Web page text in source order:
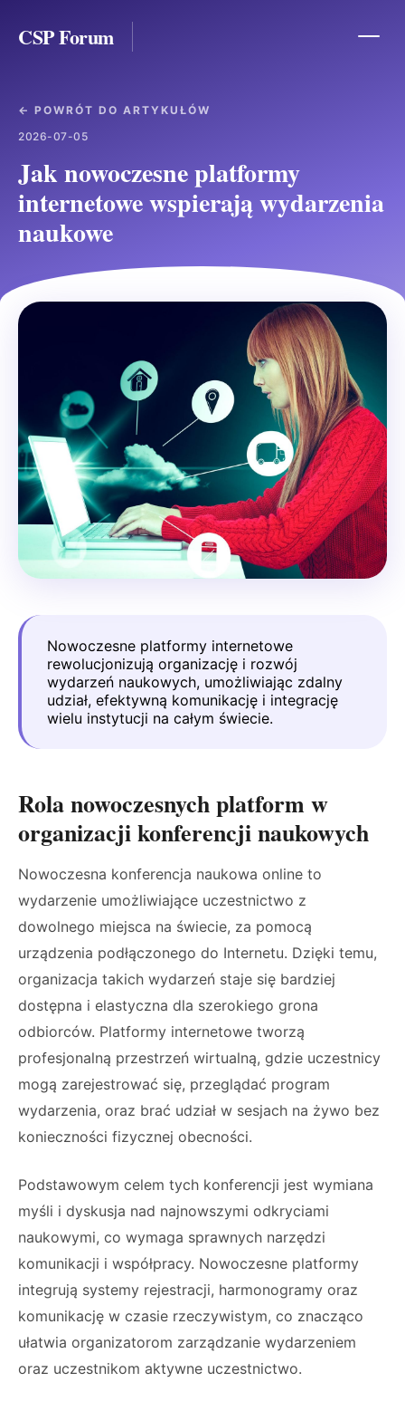
CSP Forum
← POWRÓT DO ARTYKUŁÓW
2026-07-05
Jak nowoczesne platformy
internetowe wspierają wydarzenia
naukowe
Nowoczesne platformy internetowe
rewolucjonizują organizację i rozwój
wydarzeń naukowych, umożliwiając zdalny
udział, efektywną komunikację i integrację
wielu instytucji na całym świecie.
Rola nowoczesnych platform w
organizacji konferencji naukowych
Nowoczesna konferencja naukowa online to
wydarzenie umożliwiające uczestnictwo z
dowolnego miejsca na świecie, za pomocą
urządzenia podłączonego do Internetu. Dzięki temu,
organizacja takich wydarzeń staje się bardziej
dostępna i elastyczna dla szerokiego grona
odbiorców. Platformy internetowe tworzą
profesjonalną przestrzeń wirtualną, gdzie uczestnicy
mogą zarejestrować się, przeglądać program
wydarzenia, oraz brać udział w sesjach na żywo bez
konieczności fizycznej obecności.
Podstawowym celem tych konferencji jest wymiana
myśli i dyskusja nad najnowszymi odkryciami
naukowymi, co wymaga sprawnych narzędzi
komunikacji i współpracy. Nowoczesne platformy
integrują systemy rejestracji, harmonogramy oraz
komunikację w czasie rzeczywistym, co znacząco
ułatwia organizatorom zarządzanie wydarzeniem
oraz uczestnikom aktywne uczestnictwo.